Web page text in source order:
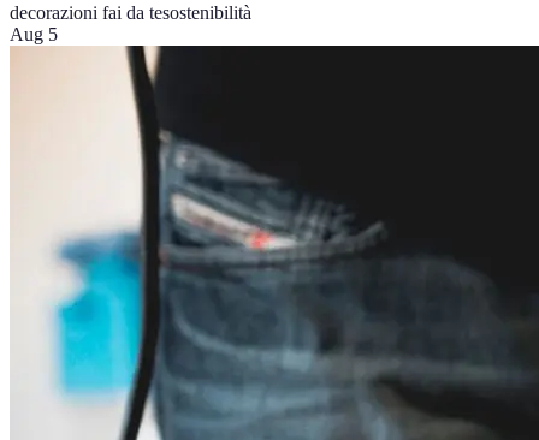
decorazioni fai da tesostenibilità
Aug 5